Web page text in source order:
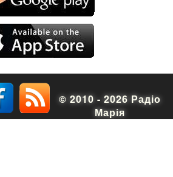
© 2010 - 2026 Радіо
Марія